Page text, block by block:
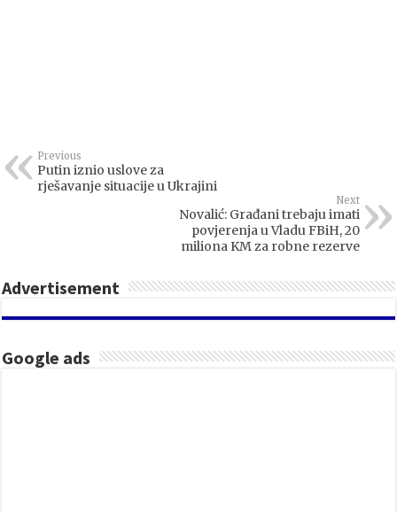
Previous
Putin iznio uslove za
rješavanje situacije u Ukrajini
Next
Novalić: Građani trebaju imati
povjerenja u Vladu FBiH, 20
miliona KM za robne rezerve
Advertisement
Google ads